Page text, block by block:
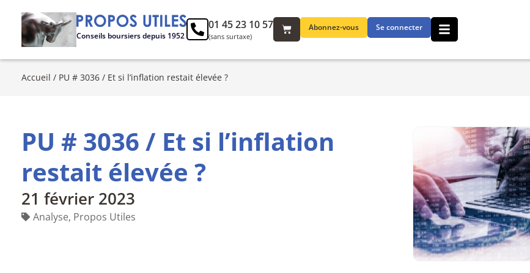
Conseils boursiers depuis 1952
Abonnez-vous Se connecter
01 45 23 10 57
(sans surtaxe)
Accueil / PU # 3036 / Et si l’inflation restait élevée ?
PU # 3036 / Et si l’inflation
restait élevée ?
21 février 2023
Analyse, Propos Utiles